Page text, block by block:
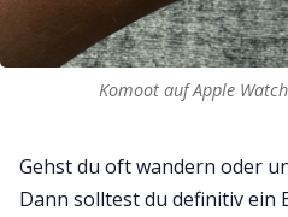
Komoot auf Apple
Gehst du oft wandern oder
Dann solltest du definitiv ein